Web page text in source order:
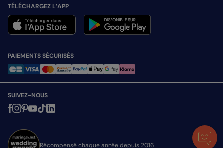
TÉLÉCHARGEZ L’APP
PAIEMENTS SÉCURISÉS
SUIVEZ-NOUS
Récompensé chaque année depuis 2016